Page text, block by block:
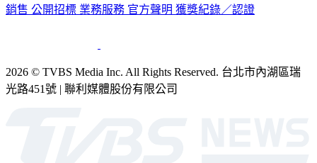
銷售 公開招標 業務服務 官方聲明 獲獎紀錄／認證
2026 © TVBS Media Inc. All Rights Reserved. 台北市內湖區瑞
光路451號 | 聯利媒體股份有限公司